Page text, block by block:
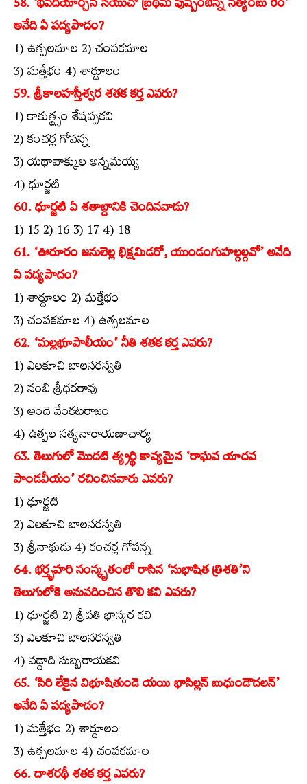
58. ‘భవదీయార్చన సేయుచో బ్రథమ పుష్పంబెన్న సత్యంబు రెం’
అనేది ఏ పద్యపాదం?
1) ఉత్పలమాల 2) చంపకమాల
3) మత్తేభం 4) శార్దూలం
59. శ్రీకాలహస్తీశ్వర శతక కర్త ఎవరు?
1) కాకుత్థ్సం శేషప్పకవి
2) కంచర్ల గోపన్న
3) యథావాక్కుల అన్నమయ్య
4) ధూర్జటి
60. ధూర్జటి ఏ శతాబ్దానికి చెందినవాడు?
1) 15 2) 16 3) 17 4) 18
61. ‘ఊరూరం జనులెల్ల భిక్షమిడరో, యుండంగుహల్గల్గవో’ అనేది
ఏ పద్యపాదం?
1) శార్దూలం 2) మత్తేభం
3) చంపకమాల 4) ఉత్పలమాల
62. ‘మల్లభూపాలీయం’ నీతి శతక కర్త ఎవరు?
1) ఎలకూచి బాలసరస్వతి
2) నంబి శ్రీధరరావు
3) అందె వేంకటరాజం
4) ఉత్పల సత్యనారాయణాచార్య
63. తెలుగులో మొదటి త్య్రర్థి కావ్యమైన ‘రాఘవ యాదవ
పాండవీయం’ రచించినవారు ఎవరు?
1) ధూర్జటి
2) ఎలకూచి బాలసరస్వతి
3) శ్రీనాథుడు 4) కంచర్ల గోపన్న
64. భర్తృహరి సంస్కృతంలో రాసిన ‘సుభాషిత త్రిశతి’ని
తెలుగులోకి అనువదించిన తొలి కవి ఎవరు?
1) ధూర్జటి 2) శ్రీపతి భాస్కర కవి
3) ఎలకూచి బాలసరస్వతి
4) వడ్డాది సుబ్బరాయకవి
65. ‘సిరి లేకైన విభూషితుండె యయి భాసిల్లన్‌ బుధుండౌదలన్‌’
అనేది ఏ పద్యపాదం?
1) మత్తేభం 2) శార్దూలం
3) ఉత్పలమాల 4) చంపకమాల
66. దాశరథీ శతక కర్త ఎవరు?